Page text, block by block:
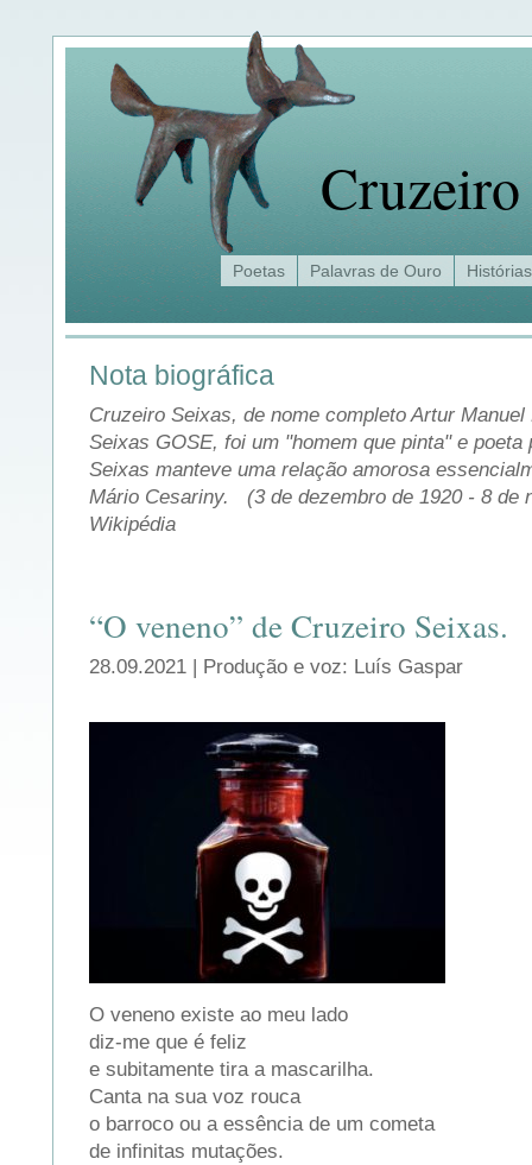
Poetas Palavras de Ouro Histórias
Nota biográfica
Cruzeiro Seixas, de nome completo Artur
Seixas GOSE, foi um "homem que pinta" e poeta
Seixas manteve uma relação amorosa
Mário Cesariny. (3 de dezembro de 1920 - 8 de
Wikipédia
“O veneno” de Cruzeiro Seixas.
28.09.2021 | Produção e voz: Luís Gaspar
O veneno existe ao meu lado
diz-me que é feliz
e subitamente tira a mascarilha.
Canta na sua voz rouca
o barroco ou a essência de um cometa
de infinitas mutações.